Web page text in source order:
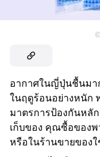
©
อากาศในญี่ปุ่นชื้นมา
ในฤดูร้อนอย่างหนัก
มาตรการป้องกันหลั
เก็บของ คุณซื้อของ
หรือในร้านขายของ